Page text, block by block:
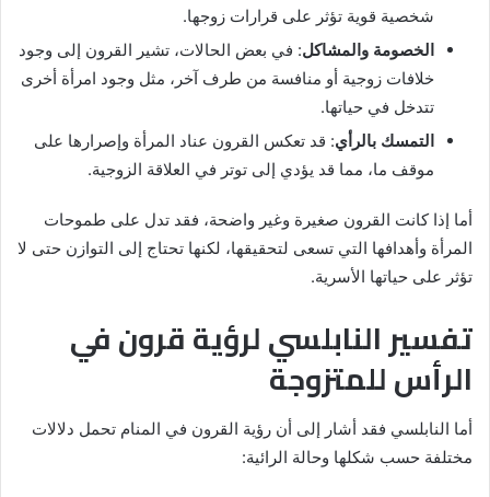
شخصية قوية تؤثر على قرارات زوجها.
الخصومة والمشاكل: في بعض الحالات، تشير القرون إلى وجود
خلافات زوجية أو منافسة من طرف آخر، مثل وجود امرأة أخرى
تتدخل في حياتها.
التمسك بالرأي: قد تعكس القرون عناد المرأة وإصرارها على
موقف ما، مما قد يؤدي إلى توتر في العلاقة الزوجية.
أما إذا كانت القرون صغيرة وغير واضحة، فقد تدل على طموحات
المرأة وأهدافها التي تسعى لتحقيقها، لكنها تحتاج إلى التوازن حتى لا
تؤثر على حياتها الأسرية.
تفسير النابلسي لرؤية قرون في
الرأس للمتزوجة
أما النابلسي فقد أشار إلى أن رؤية القرون في المنام تحمل دلالات
مختلفة حسب شكلها وحالة الرائية: